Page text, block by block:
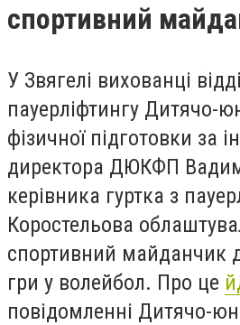
спортивний
У Звягелі вихованці
пауерліфтингу Дитячо-
фізичної підготовки за
директора ДЮКФП
керівника гуртка з
Коростельова
спортивний майданчик
гри у волейбол. Про це
повідомленні Дитячо-